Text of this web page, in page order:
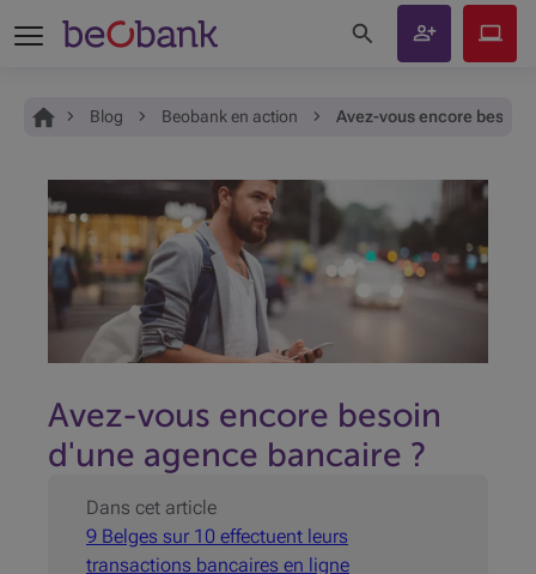
Vous êtes ici:
Accueil Blog Beobank en action Avez-vous encore besoin
Avez-vous encore besoin
d'une agence bancaire ?
Dans cet article
9 Belges sur 10 effectuent leurs
transactions bancaires en ligne